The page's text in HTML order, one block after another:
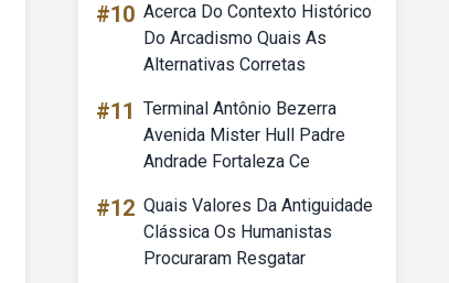
#10 Acerca Do Contexto Histórico
Do Arcadismo Quais As
Alternativas Corretas
#11 Terminal Antônio Bezerra
Avenida Mister Hull Padre
Andrade Fortaleza Ce
#12 Quais Valores Da Antiguidade
Clássica Os Humanistas
Procuraram Resgatar